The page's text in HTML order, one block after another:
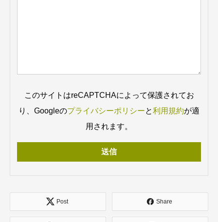
このサイトはreCAPTCHAによって保護されてお
り、Googleのプライバシーポリシーと利用規約が適
用されます。
Post Share